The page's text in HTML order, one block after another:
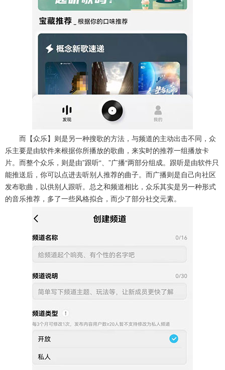
而【众乐】则是另一种搜歌的方法，与频道的主动出击不同，众
乐主要是由软件来根据你所播放的歌曲，来实时的推荐一组播放卡
片。而整个众乐，则是由”跟听“、”广播“两部分组成。跟听是由软件只
能推送后，你可以点进去听别人推荐的曲子。而广播则是自己向社区
发布歌曲，以供别人跟听。总之和频道相比，众乐其实是另一种形式
的音乐推荐，多了一些风格拟合，而少了部分社交元素。